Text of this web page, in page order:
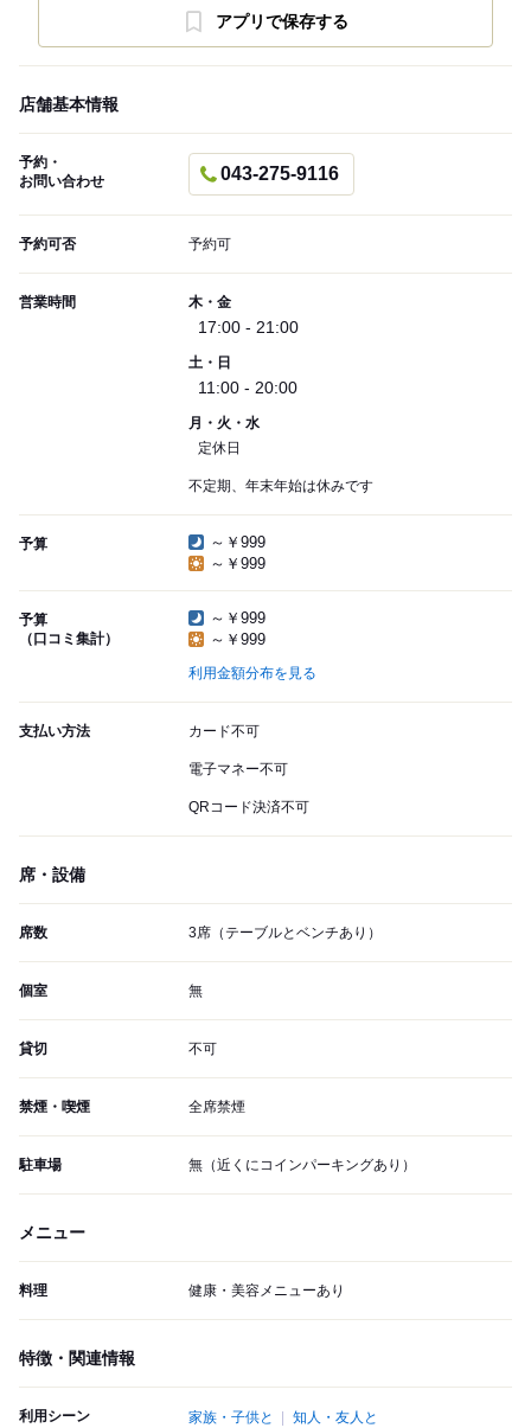
アプリで保存する
店舗基本情報
予約・
お問い合わせ
043-275-9116
予約可否 予約可
営業時間 木・金
17:00 - 21:00
土・日
11:00 - 20:00
月・火・水
定休日
不定期、年末年始は休みです
予算
～￥999
～￥999
予算
（口コミ集計）
～￥999
～￥999
利用金額分布を見る
支払い方法 カード不可
電子マネー不可
QRコード決済不可
席・設備
席数 3席（テーブルとベンチあり）
個室 無
貸切 不可
禁煙・喫煙 全席禁煙
駐車場 無（近くにコインパーキングあり）
メニュー
料理 健康・美容メニューあり
特徴・関連情報
利用シーン 家族・子供と 知人・友人と